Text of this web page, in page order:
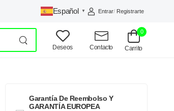
Español ▼ Entrar/ Registrarte
Deseos
Contacto
0
Carrito
Garantía De Reembolso Y
GARANTÍA EUROPEA